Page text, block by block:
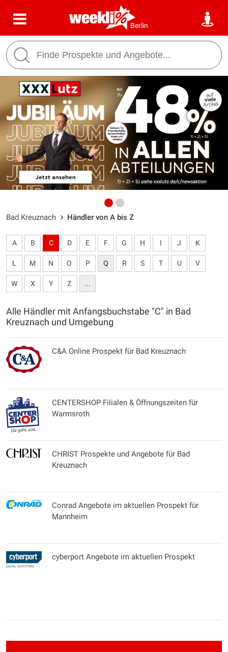
Berlin
Bad Kreuznach Händler von A bis Z
A B C D E F G H I J K
L M N O P Q R S T U V
W X Y Z ...
Alle Händler mit Anfangsbuchstabe "C" in Bad
Kreuznach und Umgebung
C&A Online Prospekt für Bad Kreuznach
CENTERSHOP Filialen & Öffnungszeiten für
Warmsroth
CHRIST Prospekte und Angebote für Bad
Kreuznach
Conrad Angebote im aktuellen Prospekt für
Mannheim
cyberport Angebote im aktuellen Prospekt